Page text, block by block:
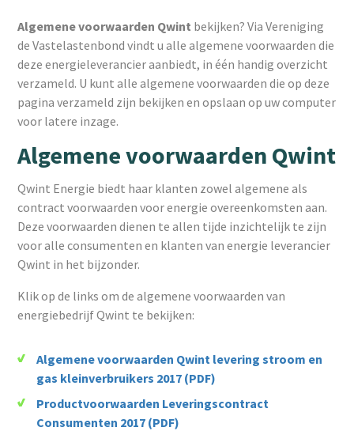
Algemene voorwaarden Qwint bekijken? Via Vereniging
de Vastelastenbond vindt u alle algemene voorwaarden die
deze energieleverancier aanbiedt, in één handig overzicht
verzameld. U kunt alle algemene voorwaarden die op deze
pagina verzameld zijn bekijken en opslaan op uw computer
voor latere inzage.
Algemene voorwaarden Qwint
Qwint Energie biedt haar klanten zowel algemene als
contract voorwaarden voor energie overeenkomsten aan.
Deze voorwaarden dienen te allen tijde inzichtelijk te zijn
voor alle consumenten en klanten van energie leverancier
Qwint in het bijzonder.
Klik op de links om de algemene voorwaarden van
energiebedrijf Qwint te bekijken:
Algemene voorwaarden Qwint levering stroom en
gas kleinverbruikers 2017 (PDF)
Productvoorwaarden Leveringscontract
Consumenten 2017 (PDF)